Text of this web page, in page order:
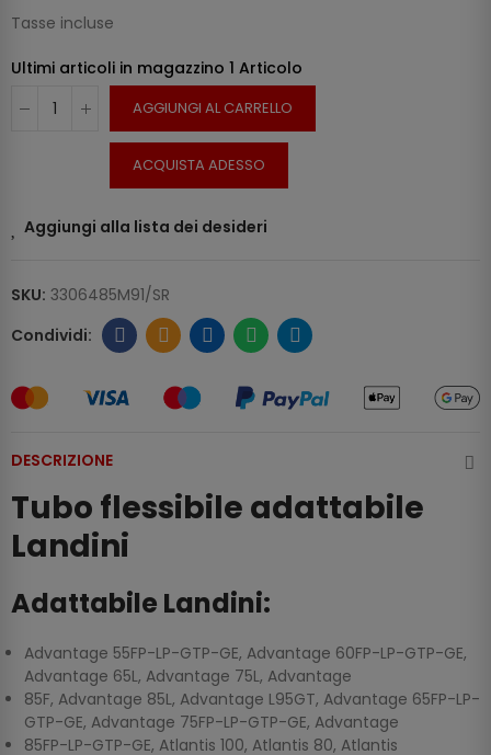
Tasse incluse
Ultimi articoli in magazzino 1 Articolo
AGGIUNGI AL CARRELLO
ACQUISTA ADESSO
Aggiungi alla lista dei desideri
SKU: 3306485M91/SR
DESCRIZIONE
Tubo flessibile adattabile
Landini
Adattabile Landini:
Advantage 55FP-LP-GTP-GE, Advantage 60FP-LP-GTP-GE,
Advantage 65L, Advantage 75L, Advantage
85F, Advantage 85L, Advantage L95GT, Advantage 65FP-LP-
GTP-GE, Advantage 75FP-LP-GTP-GE, Advantage
85FP-LP-GTP-GE, Atlantis 100, Atlantis 80, Atlantis